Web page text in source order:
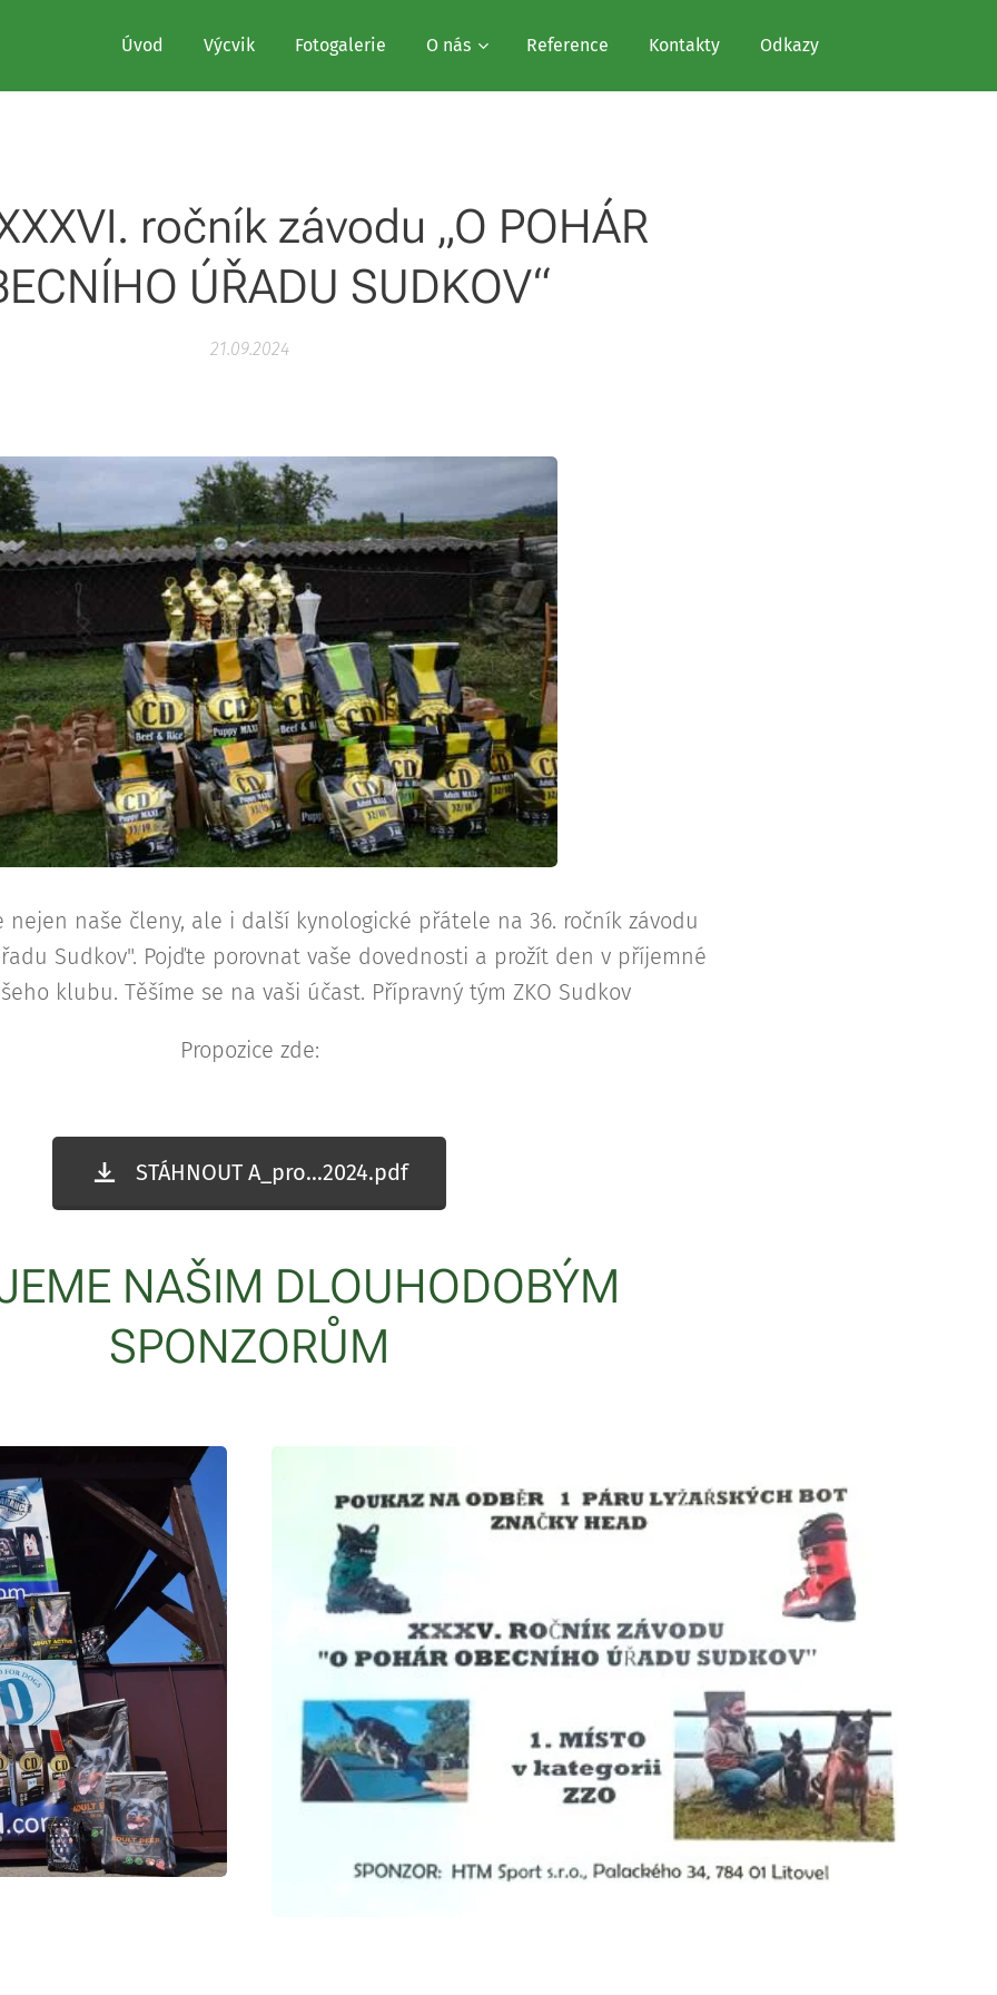
Úvod Výcvik Fotogalerie O nás Reference Kontakty Odkazy
ročník závodu „O POHÁR
ÚŘADU SUDKOV“
21.09.2024
nejen naše členy, ale i další kynologické přátele na 36. ročník závodu
Sudkov". Pojďte porovnat vaše dovednosti a prožít den v příjemné
klubu. Těšíme se na vaši účast. Přípravný tým ZKO Sudkov
Propozice zde:
STÁHNOUT A_pro...2024.pdf
NAŠIM DLOUHODOBÝM
SPONZORŮM